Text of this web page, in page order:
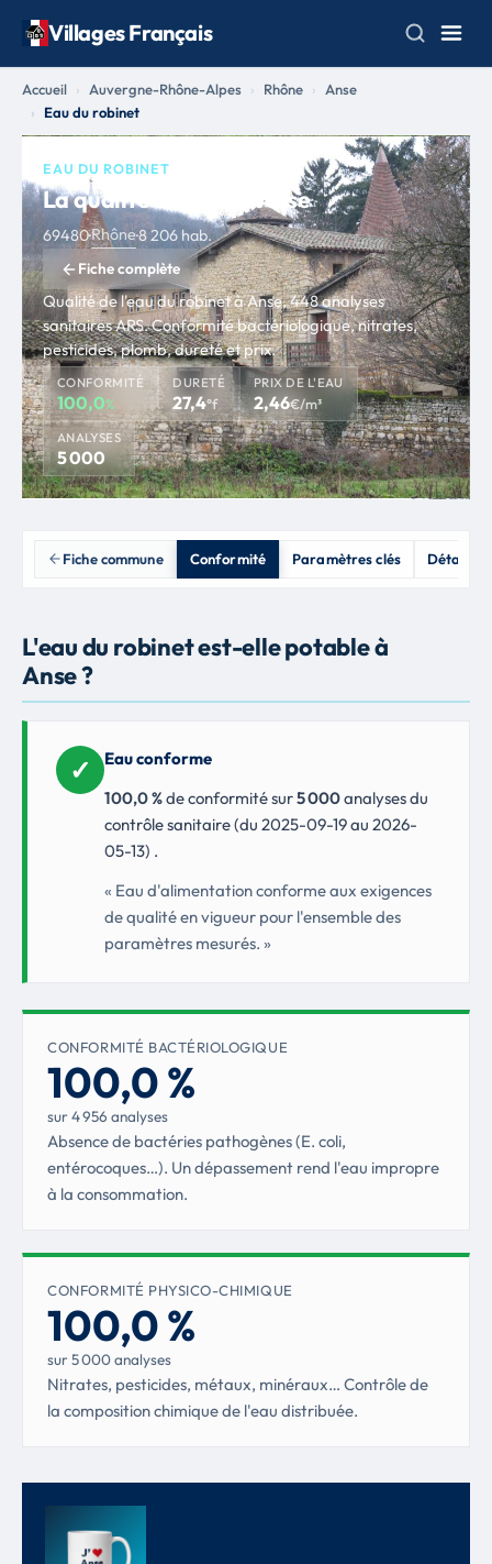
Villages Français
Accueil Auvergne-Rhône-Alpes Rhône
Anse
Eau du robinet
EAU DU ROBINET
La qualité de l'eau à Anse
69480·Rhône·8 206 hab.
Fiche complète
Qualité de l'eau du robinet à Anse, 448 analyses
sanitaires ARS. Conformité bactériologique, nitrates,
pesticides, plomb, dureté et prix.
CONFORMITÉ
100,0%
DURETÉ
27,4°f
PRIX DE L'EAU
2,46€/m³
ANALYSES
5 000
Fiche commune Conformité Paramètres clés Détail
L'eau du robinet est-elle potable à
Anse ?
✓
Eau conforme
100,0 %de conformité sur5 000analyses du
contrôle sanitaire (du 2025-09-19 au 2026-
05-13) .
« Eau d'alimentation conforme aux exigences
de qualité en vigueur pour l'ensemble des
paramètres mesurés. »
CONFORMITÉ BACTÉRIOLOGIQUE
100,0 %
sur 4 956 analyses
Absence de bactéries pathogènes (E. coli,
entérocoques…). Un dépassement rend l'eau impropre
à la consommation.
CONFORMITÉ PHYSICO-CHIMIQUE
100,0 %
sur 5 000 analyses
Nitrates, pesticides, métaux, minéraux… Contrôle de
la composition chimique de l'eau distribuée.